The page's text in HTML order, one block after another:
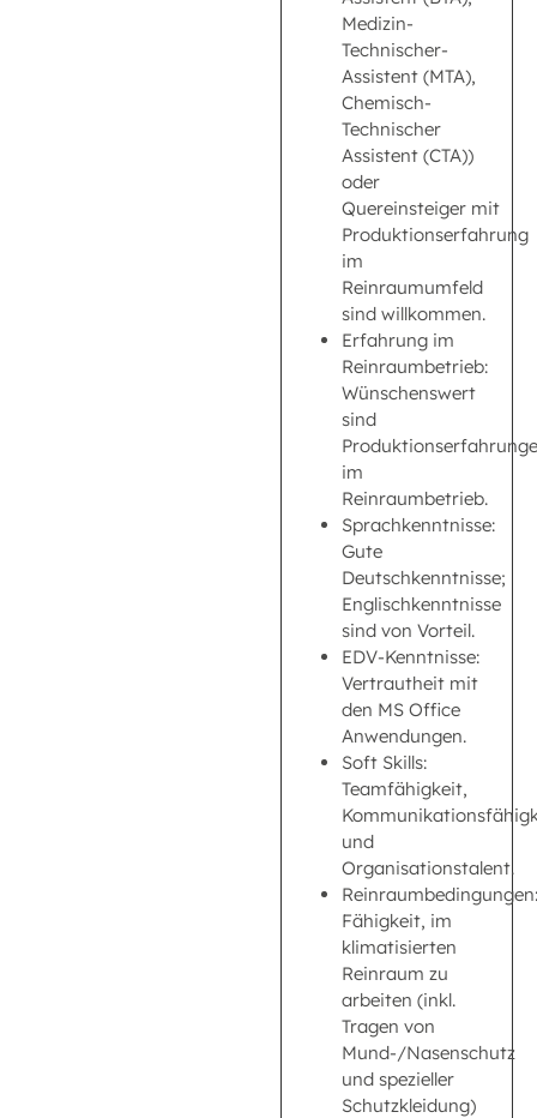
Medizin-
Technischer-
Assistent (MTA),
Chemisch-
Technischer
Assistent (CTA))
oder
Quereinsteiger mit
Produktionserfahrung
im
Reinraumumfeld
sind willkommen.
Erfahrung im
Reinraumbetrieb:
Wünschenswert
sind
im
Reinraumbetrieb.
Sprachkenntnisse:
Gute
Deutschkenntnisse;
Englischkenntnisse
sind von Vorteil.
EDV-Kenntnisse:
Vertrautheit mit
den MS Office
Anwendungen.
Soft Skills:
Teamfähigkeit,
und
Organisationstalent.
Reinraumbedingungen:
Fähigkeit, im
klimatisierten
Reinraum zu
arbeiten (inkl.
Tragen von
Mund-/Nasenschutz
und spezieller
Schutzkleidung)